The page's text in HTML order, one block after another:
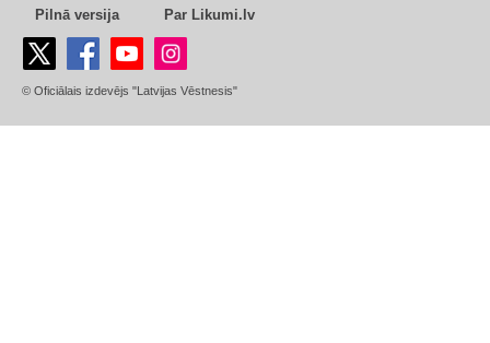
Pilnā versija
Par Likumi.lv
© Oficiālais izdevējs "Latvijas Vēstnesis"